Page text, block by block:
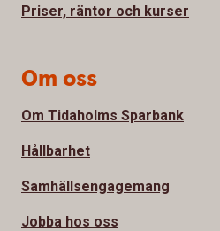
Priser, räntor och kurser
Om oss
Om Tidaholms Sparbank
Hållbarhet
Samhällsengagemang
Jobba hos oss